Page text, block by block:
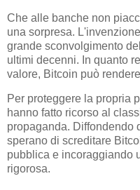
Che alle banche non
una sorpresa.
grande sconvolgimento
ultimi decenni. In quanto
valore, Bitcoin può
Per proteggere la propria
hanno fatto ricorso al
propaganda. Diffondendo
sperano di screditare
pubblica e incoraggiando
rigorosa.